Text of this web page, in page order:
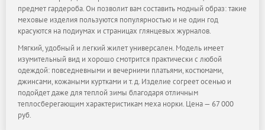
предмет гардероба. Он позволит вам составить модный образ: такие
меховые изделия пользуются популярностью и не один год
красуются на подиумах и страницах глянцевых журналов.
Мягкий, удобный и легкий жилет универсален. Модель имеет
изумительный вид и хорошо смотрится практически с любой
одеждой: повседневными и вечерними платьями, костюмами,
джинсами, кожаными куртками и т. д. Изделие согреет осенью и
подойдет даже для теплой зимы благодаря отличным
теплосберегающим характеристикам меха норки. Цена — 67 000
руб.